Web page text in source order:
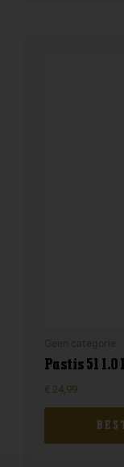
Pastis 51
€ 24,99